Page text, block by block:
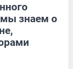
мы знаем о